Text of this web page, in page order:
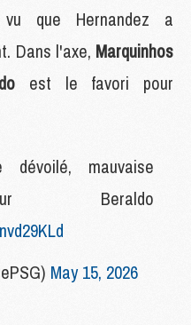
que Hernandez a
Dans l'axe, Marquinhos
est le favori pour
mauvaise
Beraldo
May 15, 2026